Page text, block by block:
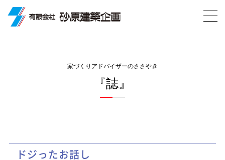
家づくりアドバイザーのささやき
『誌』
ドジったお話し